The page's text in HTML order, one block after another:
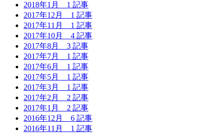
2018年1月 1 記事
2017年12月 1 記事
2017年11月 1 記事
2017年10月 4 記事
2017年8月 3 記事
2017年7月 1 記事
2017年6月 1 記事
2017年5月 1 記事
2017年3月 1 記事
2017年2月 2 記事
2017年1月 2 記事
2016年12月 6 記事
2016年11月 1 記事